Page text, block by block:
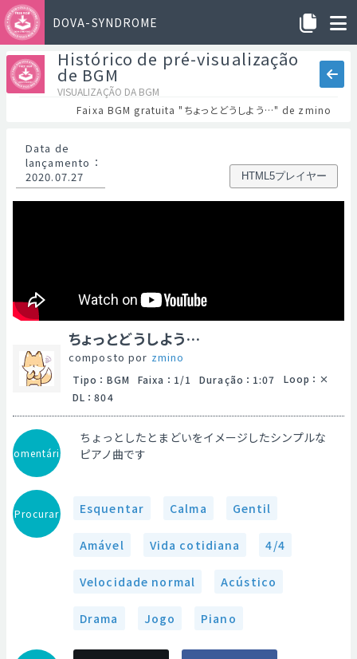
DOVA-SYNDROME
Histórico de pré-visualização
de BGM
VISUALIZAÇÃO DA BGM
Faixa BGM gratuita "ちょっとどうしよう…" de zmino
Data de
lançamento ：
2020.07.27
HTML5プレイヤー
ちょっとどうしよう…
composto por zmino
Tipo ： BGM Faixa ： 1/1 Duração ： 1:07 Loop ：
DL ： 804
Comentário
ちょっとしたとまどいをイメージしたシンプルな
ピアノ曲です
Procurar Esquentar Calma Gentil
Amável Vida cotidiana 4/4
Velocidade normal Acústico
Drama Jogo Piano